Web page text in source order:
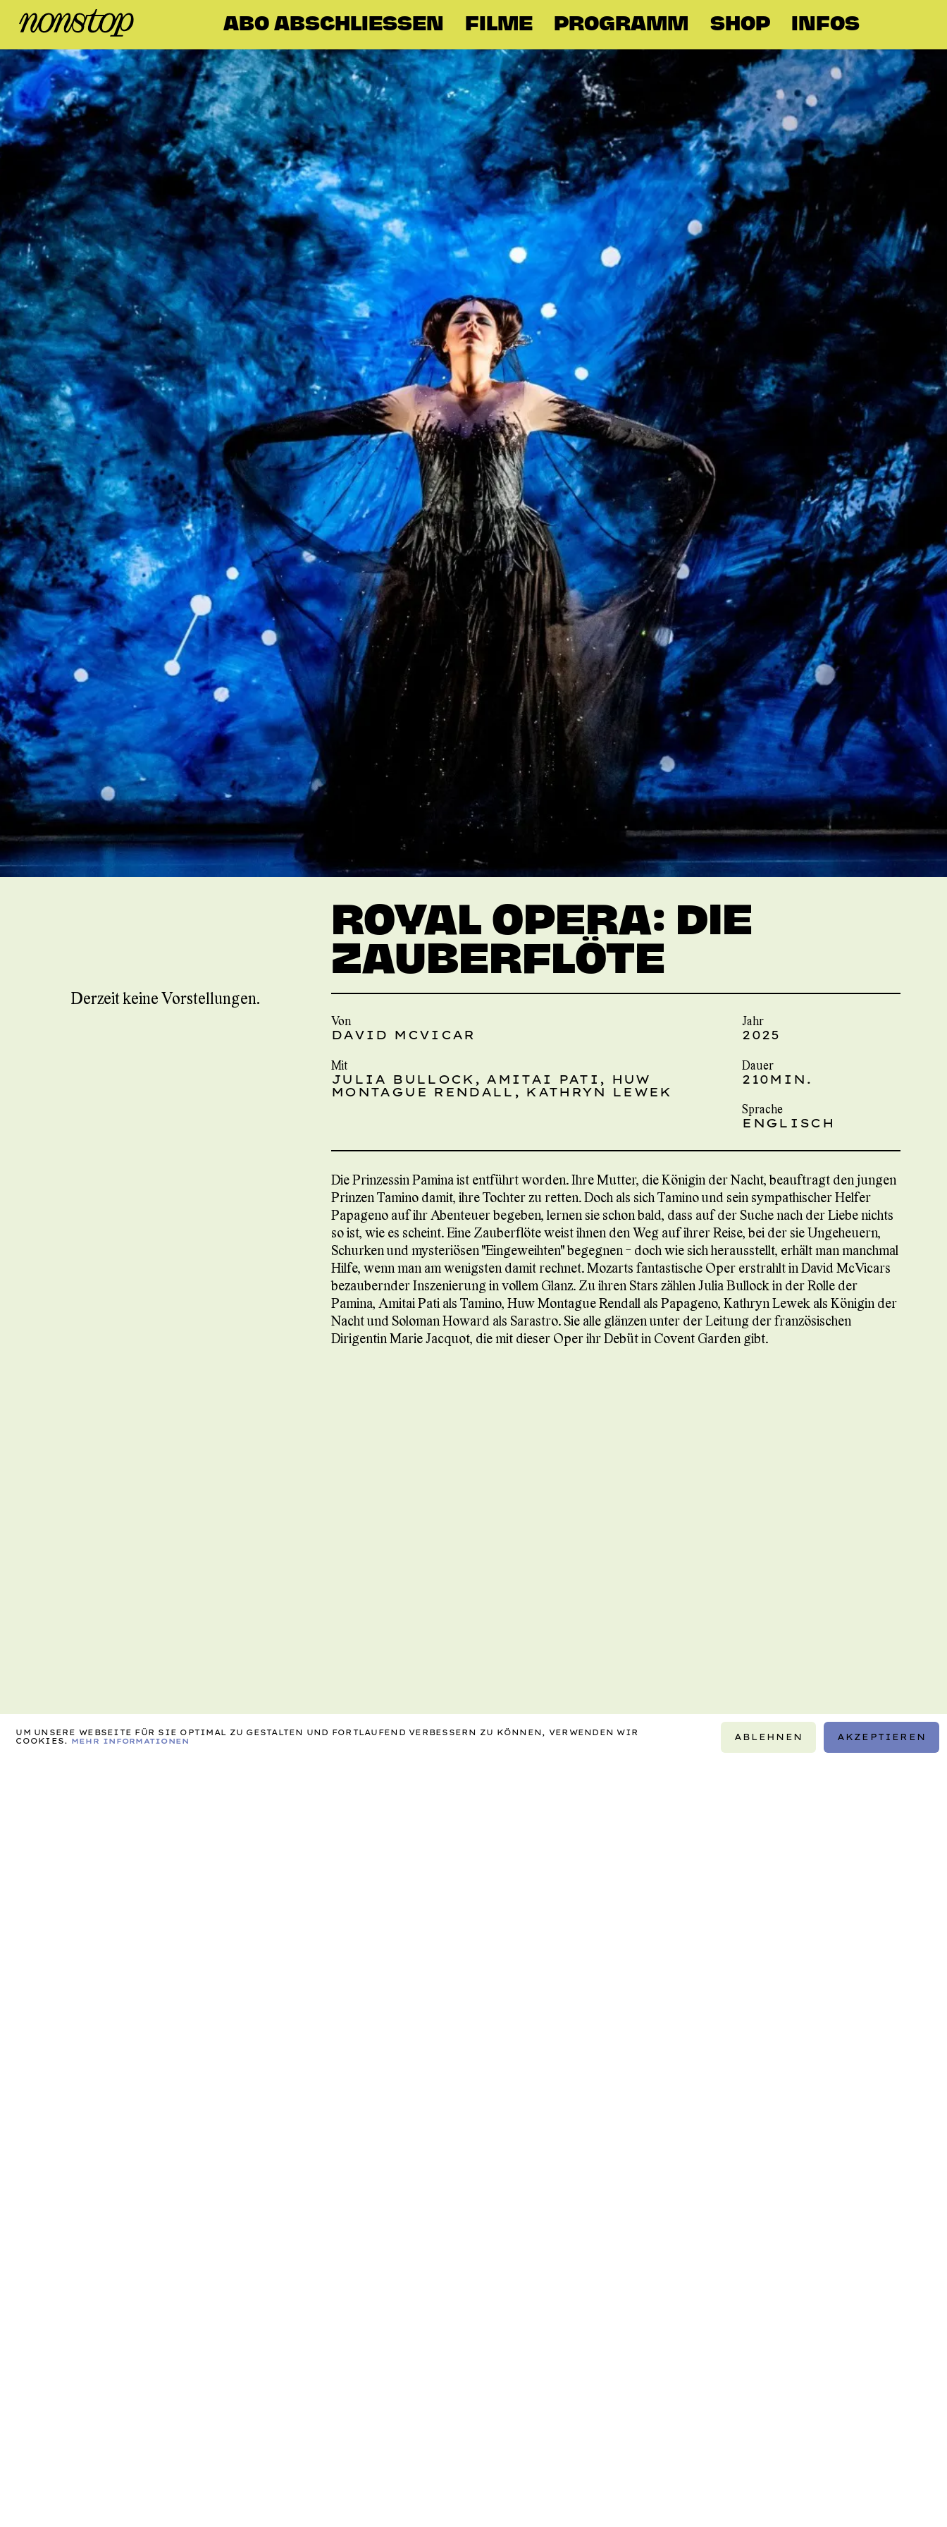
ABO ABSCHLIESSEN FILME PROGRAMM SHOP INFOS
Derzeit keine Vorstellungen.
ROYAL OPERA: DIE
ZAUBERFLÖTE
Von
DAVID MCVICAR
Mit
JULIA BULLOCK, AMITAI PATI, HUW
MONTAGUE RENDALL, KATHRYN LEWEK
Jahr
2025
Dauer
210MIN.
Sprache
ENGLISCH
Die Prinzessin Pamina ist entführt worden. Ihre Mutter, die Königin der Nacht, beauftragt den jungen
Prinzen Tamino damit, ihre Tochter zu retten. Doch als sich Tamino und sein sympathischer Helfer
Papageno auf ihr Abenteuer begeben, lernen sie schon bald, dass auf der Suche nach der Liebe nichts
so ist, wie es scheint. Eine Zauberflöte weist ihnen den Weg auf ihrer Reise, bei der sie Ungeheuern,
Schurken und mysteriösen "Eingeweihten" begegnen - doch wie sich herausstellt, erhält man manchmal
Hilfe, wenn man am wenigsten damit rechnet. Mozarts fantastische Oper erstrahlt in David McVicars
bezaubernder Inszenierung in vollem Glanz. Zu ihren Stars zählen Julia Bullock in der Rolle der
Pamina, Amitai Pati als Tamino, Huw Montague Rendall als Papageno, Kathryn Lewek als Königin der
Nacht und Soloman Howard als Sarastro. Sie alle glänzen unter der Leitung der französischen
Dirigentin Marie Jacquot, die mit dieser Oper ihr Debüt in Covent Garden gibt.
UM UNSERE WEBSEITE FÜR SIE OPTIMAL ZU GESTALTEN UND FORTLAUFEND VERBESSERN ZU KÖNNEN, VERWENDEN WIR
COOKIES. MEHR INFORMATIONEN ABLEHNEN AKZEPTIEREN